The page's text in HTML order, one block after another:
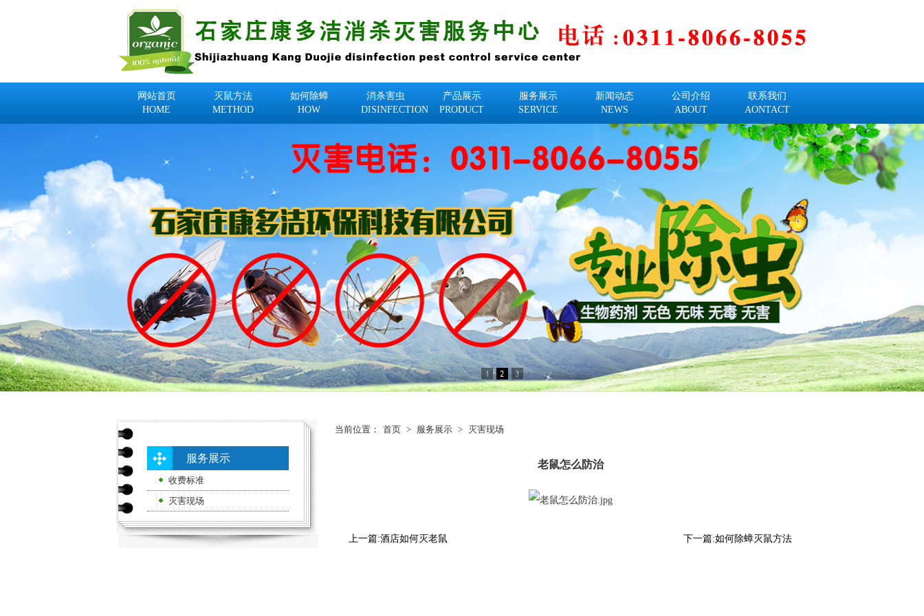
网站首页
HOME
灭鼠方法
METHOD
如何除蟑
HOW
消杀害虫
DISINFECTION
产品展示
PRODUCT
服务展示
SERVICE
新闻动态
NEWS
公司介绍
ABOUT
联系我们
AONTACT
服务展示
收费标准
灭害现场
当前位置： 首页 > 服务展示 > 灭害现场
老鼠怎么防治
上一篇:酒店如何灭老鼠 下一篇:如何除蟑灭鼠方法